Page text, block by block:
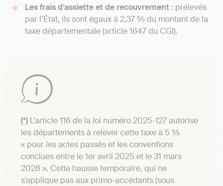
Les frais d’assiette et de recouvrement : prélevés
par l’État, ils sont égaux à 2,37 % du montant de la
taxe départementale (article 1647 du CGI).
(*) L’article 116 de la loi numéro 2025-127 autorise
les départements à relever cette taxe à 5 %
« pour les actes passés et les conventions
conclues entre le 1er avril 2025 et le 31 mars
2028 ». Cette hausse temporaire, qui ne
s’applique pas aux primo-accédants (sous